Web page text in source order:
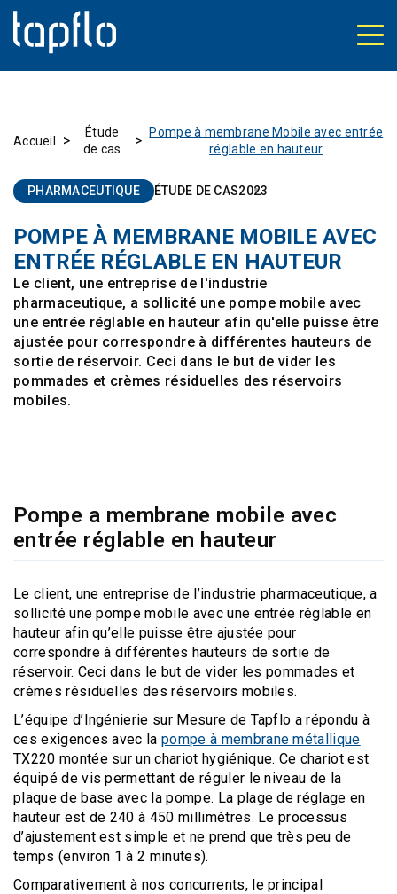
Accueil >
Étude
de cas
>
Pompe à membrane Mobile avec entrée
réglable en hauteur
PHARMACEUTIQUE ÉTUDE DE CAS2023
POMPE À MEMBRANE MOBILE AVEC
ENTRÉE RÉGLABLE EN HAUTEUR
Le client, une entreprise de l'industrie
pharmaceutique, a sollicité une pompe mobile avec
une entrée réglable en hauteur afin qu'elle puisse être
ajustée pour correspondre à différentes hauteurs de
sortie de réservoir. Ceci dans le but de vider les
pommades et crèmes résiduelles des réservoirs
mobiles.
Pompe a membrane mobile avec
entrée réglable en hauteur
Le client, une entreprise de l’industrie pharmaceutique, a
sollicité une pompe mobile avec une entrée réglable en
hauteur afin qu’elle puisse être ajustée pour
correspondre à différentes hauteurs de sortie de
réservoir. Ceci dans le but de vider les pommades et
crèmes résiduelles des réservoirs mobiles.
L’équipe d’Ingénierie sur Mesure de Tapflo a répondu à
ces exigences avec lapompe à membrane métallique
TX220 montée sur un chariot hygiénique. Ce chariot est
équipé de vis permettant de réguler le niveau de la
plaque de base avec la pompe. La plage de réglage en
hauteur est de 240 à 450 millimètres. Le processus
d’ajustement est simple et ne prend que très peu de
temps (environ 1 à 2 minutes).
Comparativement à nos concurrents, le principal